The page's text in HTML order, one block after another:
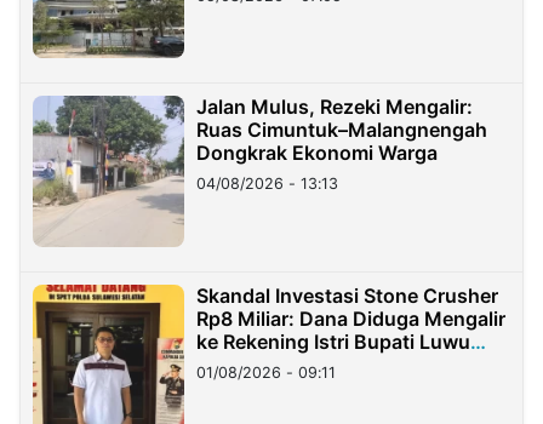
Jalan Mulus, Rezeki Mengalir:
Ruas Cimuntuk–Malangnengah
Dongkrak Ekonomi Warga
04/08/2026 - 13:13
Skandal Investasi Stone Crusher
Rp8 Miliar: Dana Diduga Mengalir
ke Rekening Istri Bupati Luwu
Timur
01/08/2026 - 09:11